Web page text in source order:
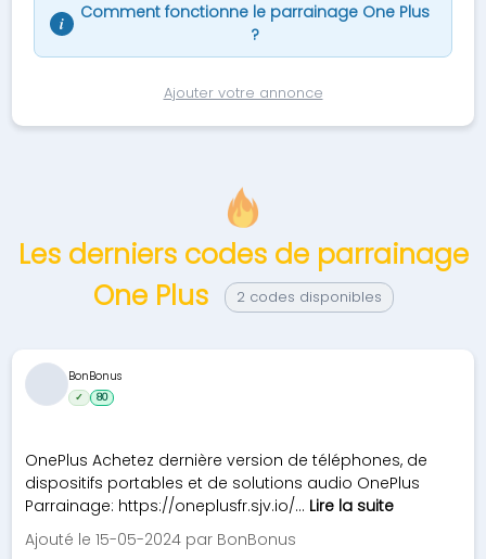
i
Comment fonctionne le parrainage One Plus
?
Ajouter votre annonce
Les derniers codes de parrainage
One Plus
2 codes disponibles
OnePlus Achetez dernière version de téléphones, de
dispositifs portables et de solutions audio OnePlus
Parrainage: https://oneplusfr.sjv.io/... Lire la suite
Ajouté le 15-05-2024 par BonBonus
BonBonus
✓ 80